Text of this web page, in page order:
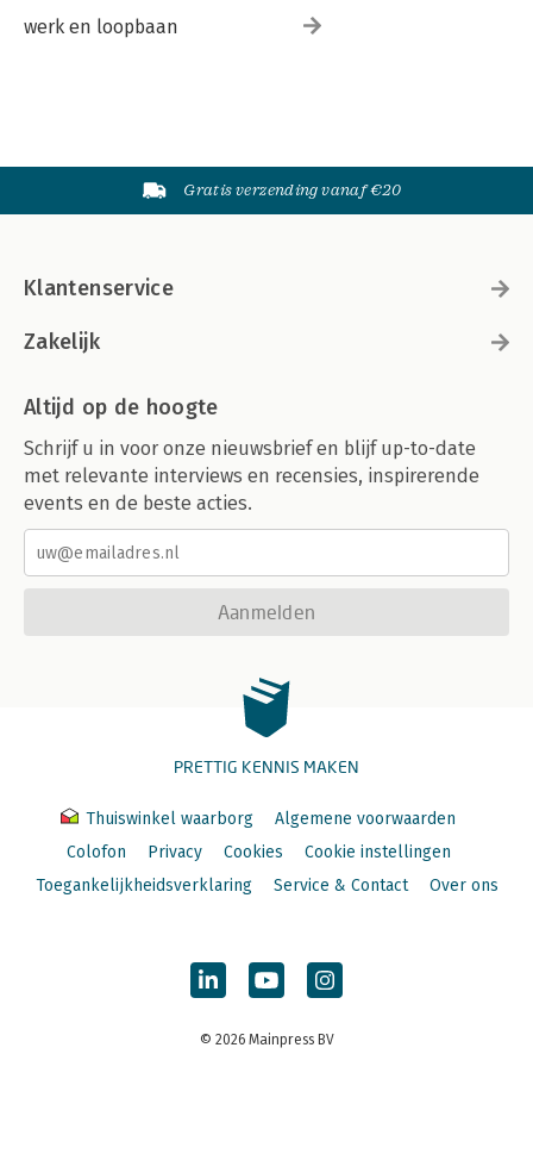
werk en loopbaan
Gratis verzending vanaf €20
Klantenservice
Zakelijk
Altijd op de hoogte
Schrijf u in voor onze nieuwsbrief en blijf up-to-date
met relevante interviews en recensies, inspirerende
events en de beste acties.
Aanmelden
PRETTIG KENNIS MAKEN
Thuiswinkel waarborg
Algemene voorwaarden
Colofon
Privacy Cookies
Cookie instellingen
Toegankelijkheidsverklaring
Service & Contact Over ons
© 2026 Mainpress BV